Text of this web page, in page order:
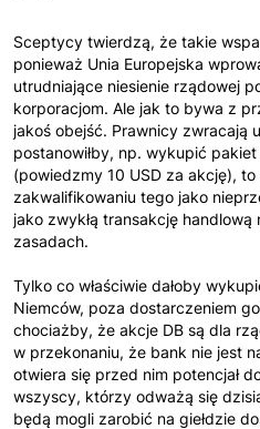
Sceptycy twierdzą, że takie
ponieważ Unia Europejska
utrudniające niesienie rządowej
korporacjom. Ale jak to bywa z
jakoś obejść. Prawnicy zwracają
postanowiłby, np. wykupić
(powiedzmy 10 USD za akcję),
zakwalifikowaniu tego jako
jako zwykłą transakcję
zasadach.
Tylko co właściwie dałoby
Niemców, poza dostarczeniem
chociażby, że akcje DB są dla
w przekonaniu, że bank nie jest
otwiera się przed nim potencjał
wszyscy, którzy odważą się
będą mogli zarobić na giełdzie